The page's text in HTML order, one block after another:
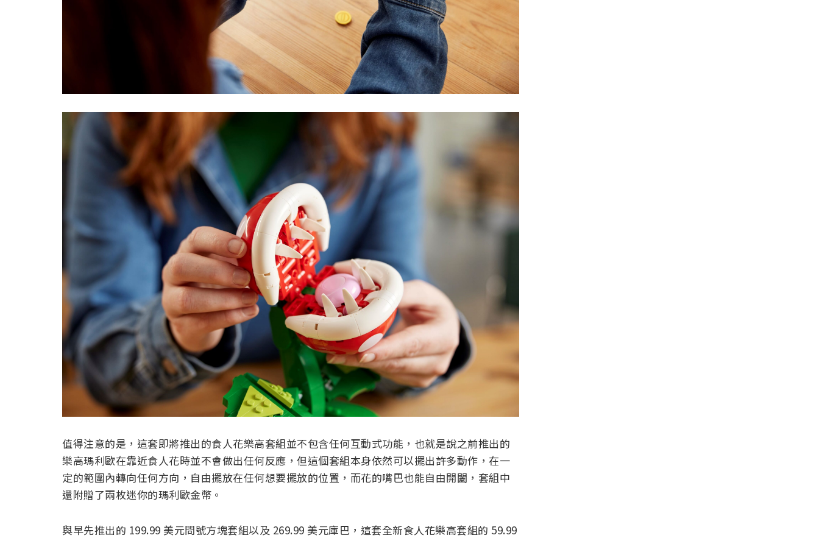
值得注意的是，這套即將推出的食人花樂高套組並不包含任何互動式功能，也就是說之前推出的
樂高瑪利歐在靠近食人花時並不會做出任何反應，但這個套組本身依然可以擺出許多動作，在一
定的範圍內轉向任何方向，自由擺放在任何想要擺放的位置，而花的嘴巴也能自由開闔，套組中
還附贈了兩枚迷你的瑪利歐金幣。
與早先推出的 199.99 美元問號方塊套組以及 269.99 美元庫巴，這套全新食人花樂高套組的 59.99